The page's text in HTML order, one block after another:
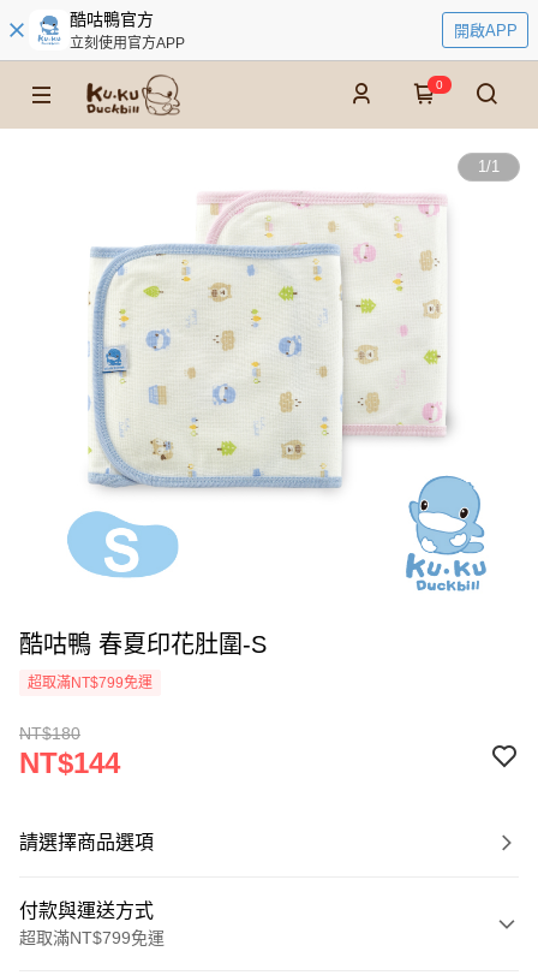
酷咕鴨官方
立刻使用官方APP
開啟APP
0
1/1
酷咕鴨 春夏印花肚圍-S
超取滿NT$799免運
NT$180
NT$144
請選擇商品選項
付款與運送方式
超取滿NT$799免運